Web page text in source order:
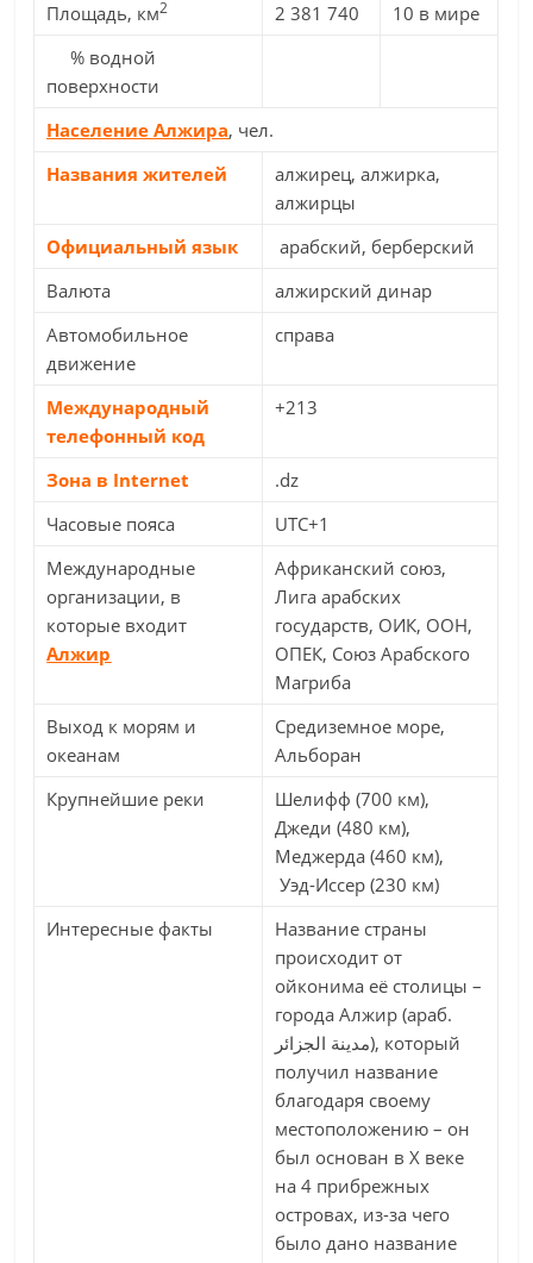
Площадь, км2 2 381 740
10 в мире
% водной
поверхности
Население Алжира, чел.
Названия жителей
алжирец, алжирка,
алжирцы
Официальный язык
арабский, берберский
Валюта
алжирский динар
Автомобильное
движение
справа
Международный
телефонный код
+213
Зона в Internet
.dz
Часовые пояса
UTC+1
Международные
организации, в
которые входит
Алжир
Африканский союз,
Лига арабских
государств, ОИК, ООН,
ОПЕК, Союз Арабского
Магриба
Выход к морям и
океанам
Средиземное море,
Альборан
Крупнейшие реки
Шелифф (700 км),
Джеди (480 км),
Меджерда (460 км),
Уэд-Иссер (230 км)
Интересные факты
Название страны
происходит от
ойконима её столицы –
города Алжир (араб.
مدينة الجزائر‎), который
получил название
благодаря своему
местоположению – он
был основан в X веке
на 4 прибрежных
островах, из-за чего
было дано название